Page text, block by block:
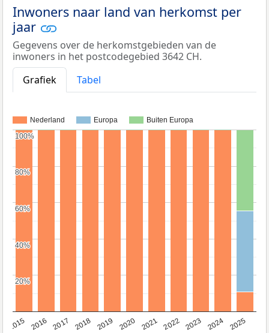
Inwoners naar land van herkomst per
jaar
Gegevens over de herkomstgebieden van de
inwoners in het postcodegebied 3642 CH.
Grafiek
Tabel
Nederland Europa Buiten Europa
2015 2016 2017 2018 2019 2020 2021 2022 2023 2024 2025
20%
20%
40%
40%
60%
60%
80%
80%
100%
100%